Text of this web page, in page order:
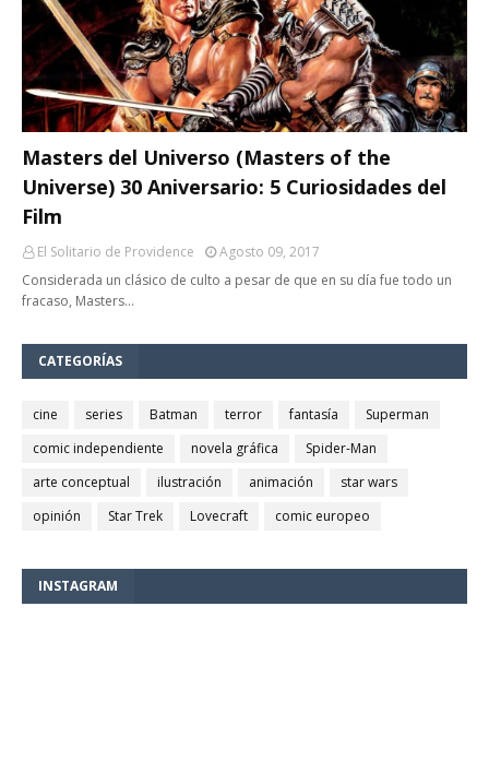
Masters del Universo (Masters of the
Universe) 30 Aniversario: 5 Curiosidades del
Film
El Solitario de Providence
Agosto 09, 2017
Considerada un clásico de culto a pesar de que en su día fue todo un
fracaso, Masters…
CATEGORÍAS
cine series Batman terror fantasía
Superman
comic independiente
novela gráfica
Spider-Man
arte conceptual
ilustración animación
star wars
opinión
Star Trek Lovecraft comic europeo
INSTAGRAM